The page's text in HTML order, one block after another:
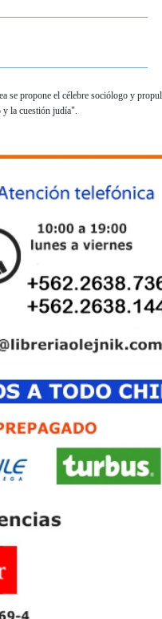
se propone el célebre sociólogo y
la cuestión judía".